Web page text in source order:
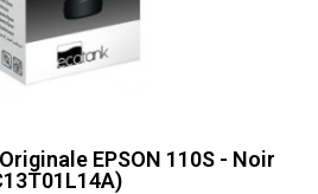
EPSON 110S - Noir